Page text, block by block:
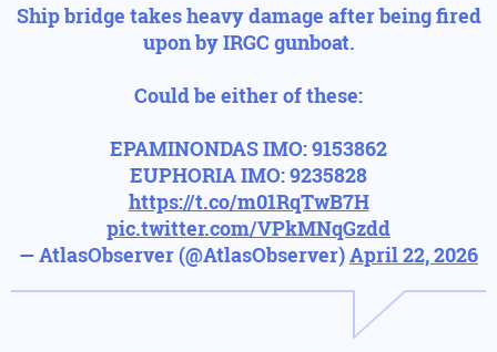
Ship bridge takes heavy damage after being fired
upon by IRGC gunboat.
Could be either of these:
EPAMINONDAS IMO: 9153862
EUPHORIA IMO: 9235828
https://t.co/m01RqTwB7H
pic.twitter.com/VPkMNqGzdd
— AtlasObserver (@AtlasObserver)April 22, 2026